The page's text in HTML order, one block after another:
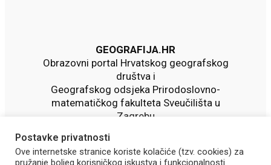
GEOGRAFIJA.HR
Obrazovni portal Hrvatskog geografskog
društva i
Geografskog odsjeka Prirodoslovno-
matematičkog fakulteta Sveučilišta u
Zagrebu
Postavke privatnosti
Ove internetske stranice koriste kolačiće (tzv. cookies) za
pružanje boljeg korisničkog iskustva i funkcionalnosti.